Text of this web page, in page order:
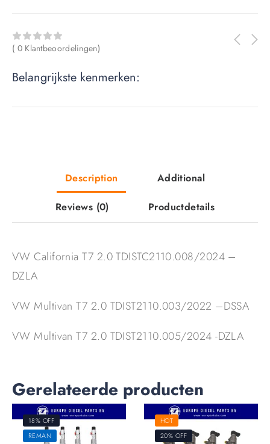
( 0 Klantbeoordelingen)
Belangrijkste kenmerken:
Description Additional
Reviews (0) Productdetails
VW California T7 2.0 TDISTC2110.008/2024 –
DZLA
VW Multivan T7 2.0 TDIST2110.003/2022 –DSSA
VW Multivan T7 2.0 TDIST2110.005/2024 -DZLA
Gerelateerde producten
18% OFF
REMAN
HOT
20% OFF